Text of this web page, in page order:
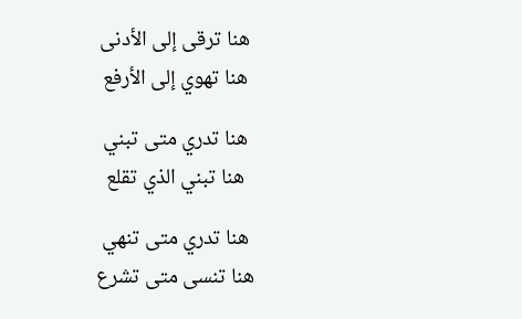
هنا ترقى إلى الأدنى
هنا تهوي إلى الأرفع
هنا تدري متى تبني
هنا تبني الذي تقلع
هنا تدري متى تنهي
هنا تنسى متى تشرع